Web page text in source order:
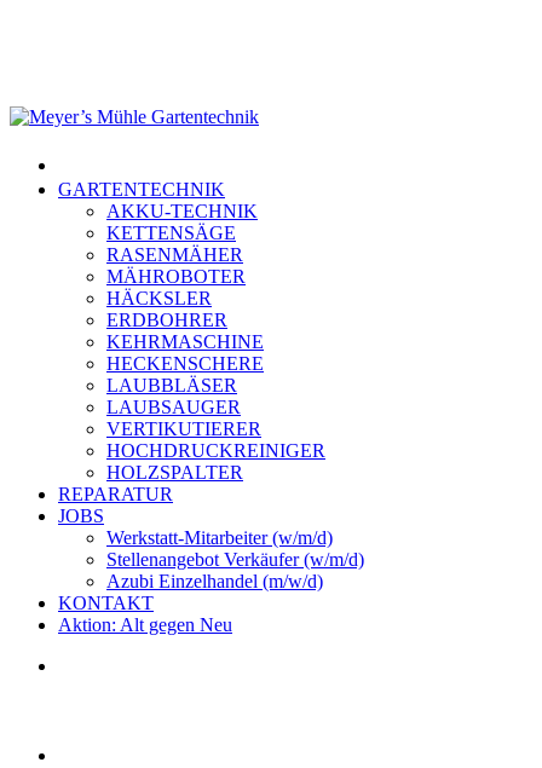
GARTENTECHNIK
AKKU-TECHNIK
KETTENSÄGE
RASENMÄHER
MÄHROBOTER
HÄCKSLER
ERDBOHRER
KEHRMASCHINE
HECKENSCHERE
LAUBBLÄSER
LAUBSAUGER
VERTIKUTIERER
HOCHDRUCKREINIGER
HOLZSPALTER
REPARATUR
JOBS
Werkstatt-Mitarbeiter (w/m/d)
Stellenangebot Verkäufer (w/m/d)
Azubi Einzelhandel (m/w/d)
KONTAKT
Aktion: Alt gegen Neu